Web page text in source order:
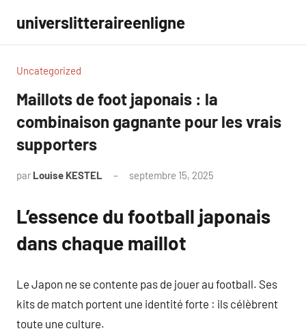
contenu
universlitteraireenligne
Uncategorized
Maillots de foot japonais : la
combinaison gagnante pour les vrais
supporters
par Louise KESTEL septembre 15, 2025
L’essence du football japonais
dans chaque maillot
Le Japon ne se contente pas de jouer au football. Ses
kits de match portent une identité forte : ils célèbrent
toute une culture.